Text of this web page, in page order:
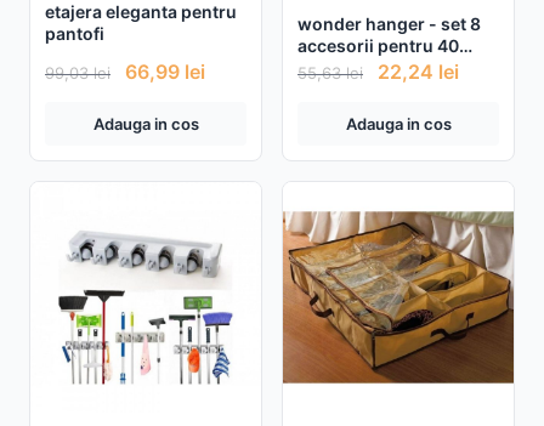
etajera eleganta pentru
pantofi
99,03lei 66,99 lei
Adauga in cos
wonder hanger - set 8
accesorii pentru 40
umerase
55,63lei 22,24 lei
Adauga in cos